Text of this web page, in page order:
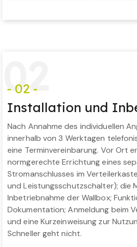
02
- 02 -
Installation und
Nach Annahme des individuellen
innerhalb von 3 Werktagen
eine Terminvereinbarung. Vor Ort
normgerechte Errichtung eines
Stromanschlusses im
und Leistungsschutzschalter); die
Inbetriebnahme der Wallbox;
Dokumentation; Anmeldung beim
und eine Kurzeinweisung zur
Schneller geht nicht.